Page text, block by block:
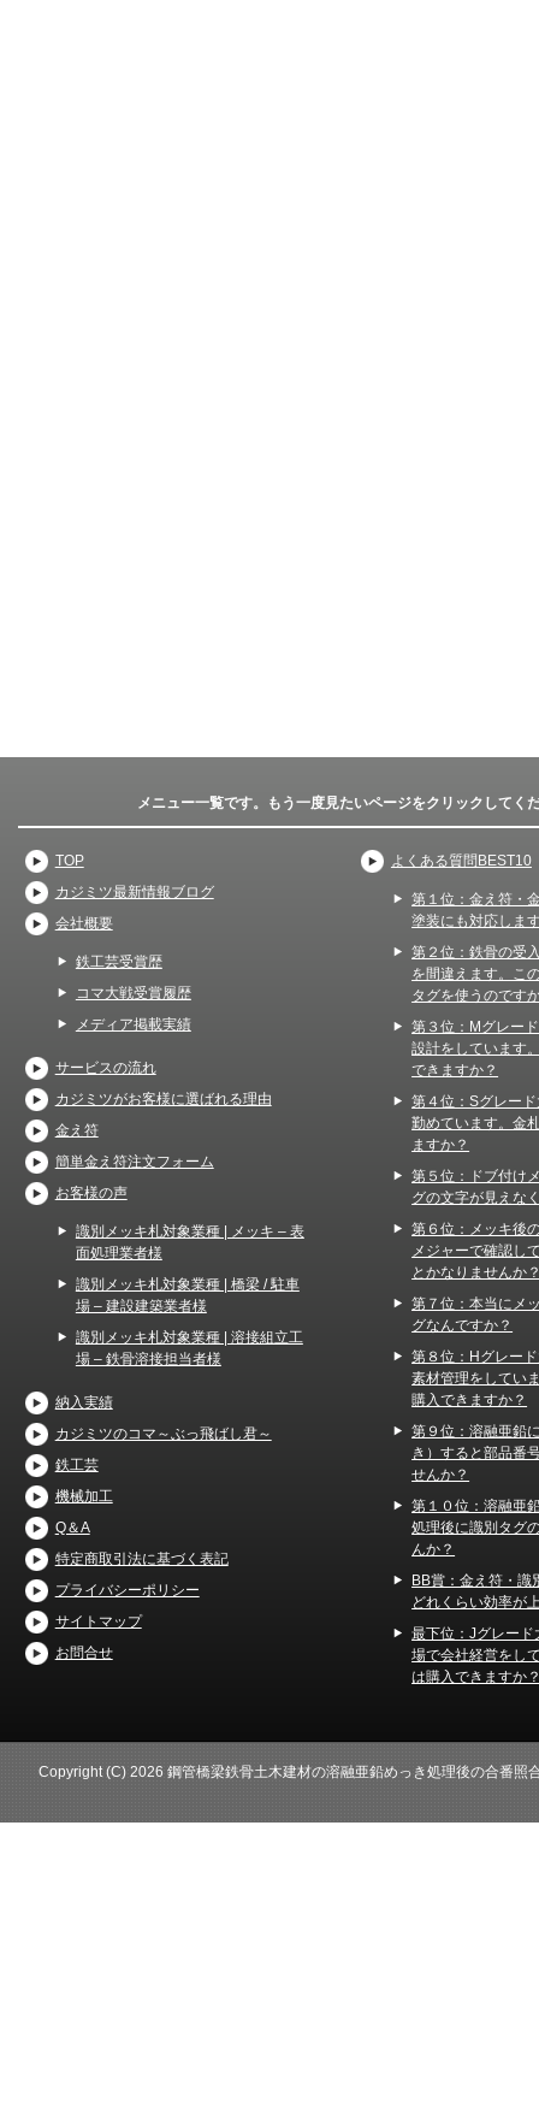
メニュー一覧です。もう一度見たいページをクリックしてく
TOP
カジミツ最新情報ブログ
会社概要
鉄工芸受賞歴
コマ大戦受賞履歴
メディア掲載実績
サービスの流れ
カジミツがお客様に選ばれる理由
金え符
簡単金え符注文フォーム
お客様の声
識別メッキ札対象業種 | メッキ – 表
面処理業者様
識別メッキ札対象業種 | 橋梁 / 駐車
場 – 建設建築業者様
識別メッキ札対象業種 | 溶接組立工
場 – 鉄骨溶接担当者様
納入実績
カジミツのコマ～ぶっ飛ばし君～
鉄工芸
機械加工
Q＆A
特定商取引法に基づく表記
プライバシーポリシー
サイトマップ
お問合せ
よくある質問BEST10
第１位：金え符・
塗装にも対応しま
第２位：鉄骨の受
を間違えます。こ
タグを使うのです
第３位：Mグレー
設計をしています
できますか？
第４位：Sグレー
勤めています。金
ますか？
第５位：ドブ付け
グの文字が見えな
第６位：メッキ後
メジャーで確認し
とかなりませんか
第７位：本当にメ
グなんですか？
第８位：Hグレー
素材管理をしてい
購入できますか？
第９位：溶融亜鉛
き）すると部品番
せんか？
第１０位：溶融亜
処理後に識別タグ
んか？
BB賞：金え符・識
どれくらい効率が
最下位：Jグレード
場で会社経営をし
は購入できますか
Copyright (C) 2026 鋼管橋梁鉄骨土木建材の溶融亜鉛めっき処理後の合番